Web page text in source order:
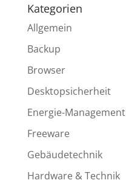
Kategorien
Allgemein
Backup
Browser
Desktopsicherheit
Energie-Management
Freeware
Gebäudetechnik
Hardware & Technik